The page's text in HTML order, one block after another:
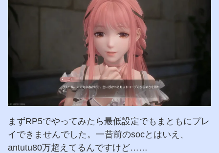
まずRP5でやってみたら最低設定でもまともにプレ
イできませんでした。一昔前のsocとはいえ、
antutu80万超えてるんですけど……